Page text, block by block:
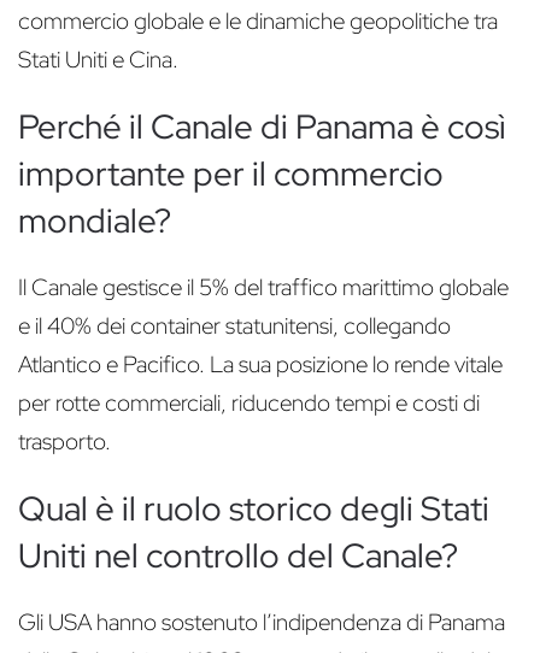
commercio globale e le dinamiche geopolitiche tra
Stati Uniti e Cina.
Perché il Canale di Panama è così
importante per il commercio
mondiale?
Il Canale gestisce il 5% del traffico marittimo globale
e il 40% dei container statunitensi, collegando
Atlantico e Pacifico. La sua posizione lo rende vitale
per rotte commerciali, riducendo tempi e costi di
trasporto.
Qual è il ruolo storico degli Stati
Uniti nel controllo del Canale?
Gli USA hanno sostenuto l’indipendenza di Panama